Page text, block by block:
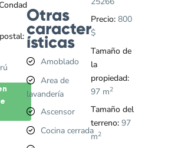
Otras
caracter
ísticas
Amoblado
Area de
lavandería
Ascensor
Cocina cerrada
Precio:800
$
Tamaño de
la
propiedad:
97 m2
Tamaño del
terreno: 97
m2